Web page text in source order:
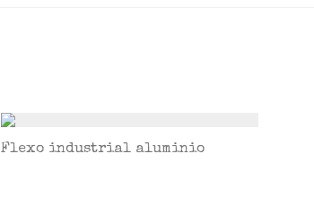
Flexo industrial aluminio